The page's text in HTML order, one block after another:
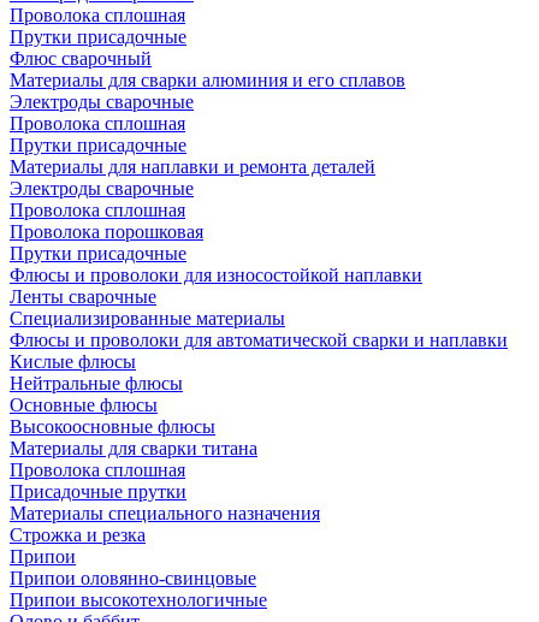
Проволока сплошная
Прутки присадочные
Флюс сварочный
Материалы для сварки алюминия и его сплавов
Электроды сварочные
Проволока сплошная
Прутки присадочные
Материалы для наплавки и ремонта деталей
Электроды сварочные
Проволока сплошная
Проволока порошковая
Прутки присадочные
Флюсы и проволоки для износостойкой наплавки
Ленты сварочные
Специализированные материалы
Флюсы и проволоки для автоматической сварки и наплавки
Кислые флюсы
Нейтральные флюсы
Основные флюсы
Высокоосновные флюсы
Материалы для сварки титана
Проволока сплошная
Присадочные прутки
Материалы специального назначения
Строжка и резка
Припои
Припои оловянно-свинцовые
Припои высокотехнологичные